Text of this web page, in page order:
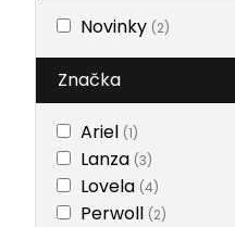
Novinky (2)
Značka
Ariel (1)
Lanza (3)
Lovela (4)
Perwoll (2)